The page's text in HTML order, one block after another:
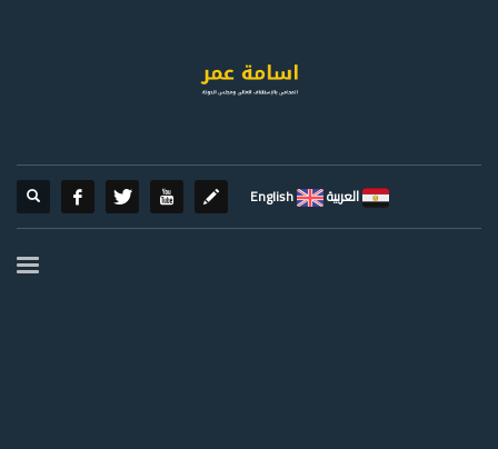
العربية English